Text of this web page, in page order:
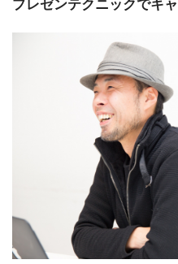
プレゼンテクニックでキ